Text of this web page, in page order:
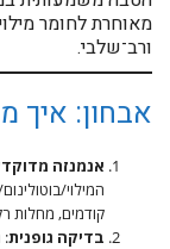
מאוחרת לחומר
ורב־שלבי.
אבחון: איך
אנמנזה
המילוי/
קודמים, מחלות
בדיקה גופנית: